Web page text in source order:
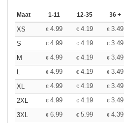
Maat 1-11 12-35 36 +
XS € 4.99 € 4.19 € 3.49
S
€ 4.99 € 4.19 € 3.49
M
€ 4.99 € 4.19 € 3.49
L
€ 4.99 € 4.19 € 3.49
XL
€ 4.99 € 4.19 € 3.49
2XL
€ 4.99 € 4.19 € 3.49
3XL
€ 6.99 € 5.99 € 4.39